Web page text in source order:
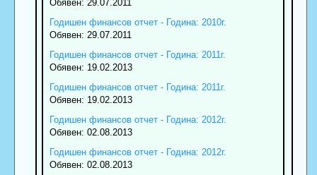
Обявен: 29.07.2011
Годишен финансов отчет - Година: 2010г.
Обявен: 29.07.2011
Годишен финансов отчет - Година: 2011г.
Обявен: 19.02.2013
Годишен финансов отчет - Година: 2011г.
Обявен: 19.02.2013
Годишен финансов отчет - Година: 2012г.
Обявен: 02.08.2013
Годишен финансов отчет - Година: 2012г.
Обявен: 02.08.2013